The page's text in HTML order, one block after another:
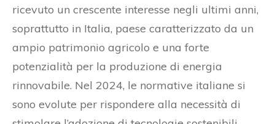
ricevuto un crescente interesse negli ultimi anni,
soprattutto in Italia, paese caratterizzato da un
ampio patrimonio agricolo e una forte
potenzialità per la produzione di energia
rinnovabile. Nel 2024, le normative italiane si
sono evolute per rispondere alla necessità di